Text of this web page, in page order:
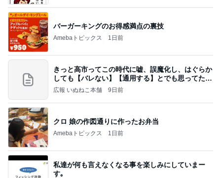
バーガーキングのお得感満点の裏技
Amebaトピックス 1日前
きっと高市ってこの時代に嘘、誤魔化し、はぐらか
しても【バレない】【通用する】とでも思ってたん
だろ
広報 いぬねこ本舗 9日前
クロ 娘の作図通りに作ったお弁当
Amebaトピックス 1日前
私達が何も言えなくなる事を楽しみにしていまー
す｡